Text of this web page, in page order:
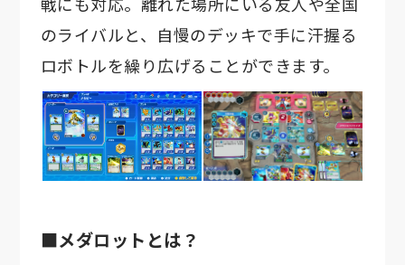
のライバルと、自慢のデッキで手に汗握る
ロボトルを繰り広げることができます。
■メダロットとは？